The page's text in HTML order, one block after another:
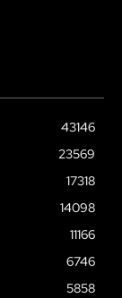
43146
23569
17318
14098
11166
6746
5858